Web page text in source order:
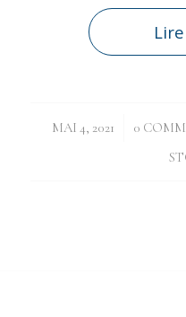
MAI 4, 2021
/ 0